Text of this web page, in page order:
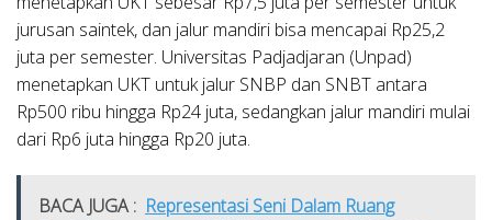
jurusan saintek, dan jalur mandiri bisa mencapai Rp25,2
juta per semester. Universitas Padjadjaran (Unpad)
menetapkan UKT untuk jalur SNBP dan SNBT antara
Rp500 ribu hingga Rp24 juta, sedangkan jalur mandiri mulai
dari Rp6 juta hingga Rp20 juta.
BACA JUGA : Representasi Seni Dalam Ruang